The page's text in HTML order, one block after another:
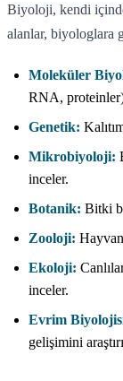
Biyoloji, kendi
alanlar, biyologlara
Moleküler
RNA,
Genetik:
Mikrobiyoloji:
inceler.
Botanik: Bitki
Zooloji:
Ekoloji:
inceler.
Evrim
gelişimini